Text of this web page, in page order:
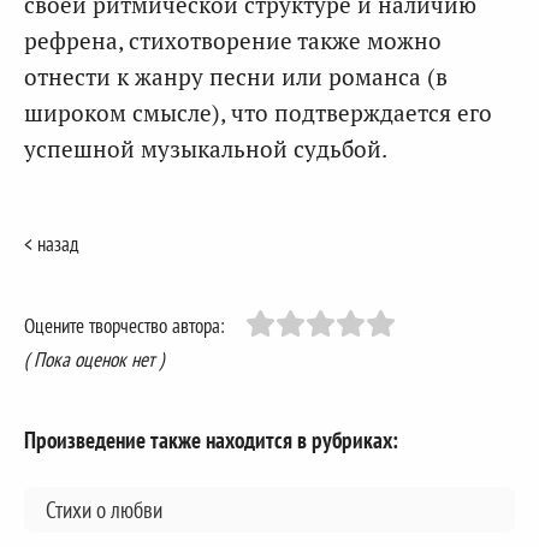
рефрена, стихотворение также можно
отнести к жанру песни или романса (в
широком смысле), что подтверждается его
успешной музыкальной судьбой.
< назад
Оцените творчество автора:
( Пока оценок нет )
Произведение также находится в рубриках:
Стихи о любви